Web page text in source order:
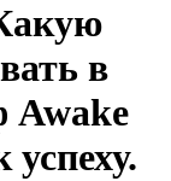
в
Awake